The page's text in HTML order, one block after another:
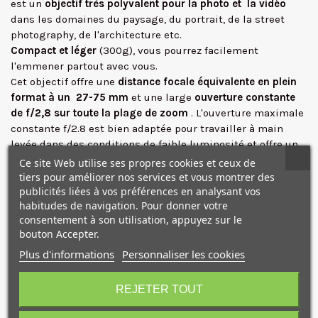
est un objectif très polyvalent pour la photo et la vidéo
dans les domaines du paysage, du portrait, de la street
photography, de l'architecture etc.
Compact et léger (300g), vous pourrez facilement
l'emmener partout avec vous.
Cet objectif offre une distance focale équivalente en plein
format à un 27-75 mm et une large ouverture constante
de f/2,8 sur toute la plage de zoom . L'ouverture maximale
constante f/2.8 est bien adaptée pour travailler à main
levée dans des conditions de faible luminosité et offre un
meilleur contrôle sur la position de mise au point lors de
l'utilisation de techniques à faible profondeur de champ.
Vous pouvez ainsi obtenir facilement des arrière-plans
flous, idéal pour réaliser de beaux portraits et des gros
plans.
Sonrapport d'agrandissement maximal de 1:2,8
unedistance minimale de mise au point de seulement 12,1
cmpour réaliser des photos rapprochées de type macro.
mise au point automatiqueest exceptionnellement
Ce site Web utilise ses propres cookies et ceux de
tiers pour améliorer nos services et vous montrer des
publicités liées à vos préférences en analysant vos
habitudes de navigation. Pour donner votre
consentement à son utilisation, appuyez sur le
bouton Accepter.
Plus d'informations Personnaliser les cookies
REJETER TOUT
10€ OFFERTS sur votre
premier achat !
✕